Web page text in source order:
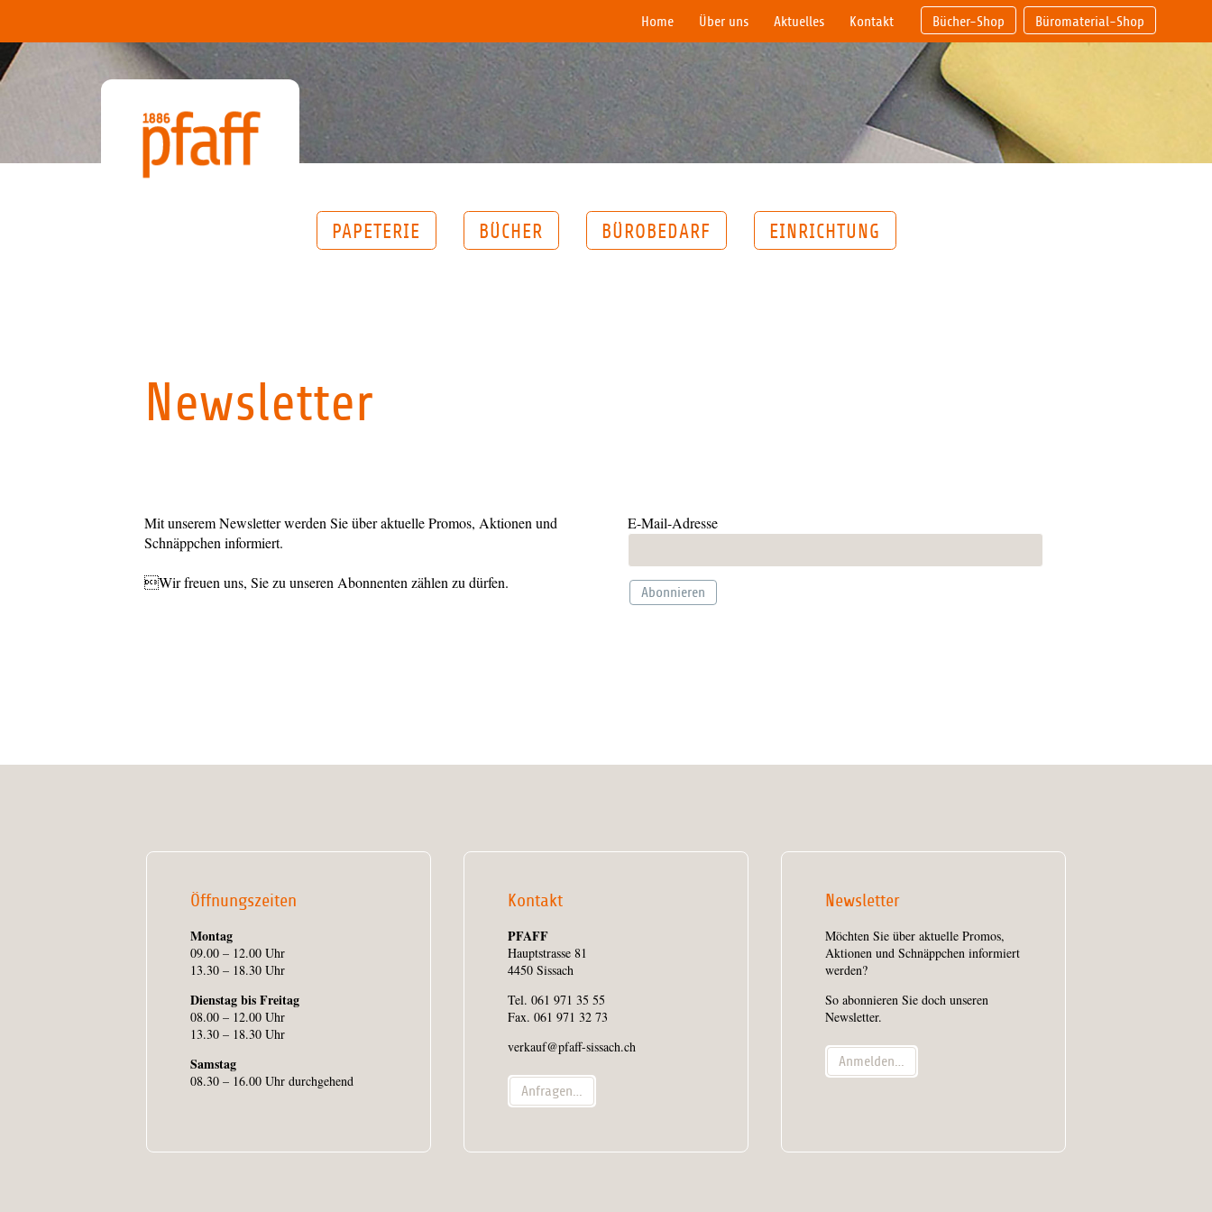
Home Über uns Aktuelles Kontakt Bücher-Shop Büromaterial-Shop
PAPETERIE BÜCHER BÜROBEDARF EINRICHTUNG
Newsletter
Mit unserem Newsletter werden Sie über aktuelle Promos, Aktionen und
Schnäppchen informiert.
Wir freuen uns, Sie zu unseren Abonnenten zählen zu dürfen.
E-Mail-Adresse
Abonnieren
Öffnungszeiten
Montag
09.00 – 12.00 Uhr
13.30 – 18.30 Uhr
Dienstag bis Freitag
08.00 – 12.00 Uhr
13.30 – 18.30 Uhr
Samstag
08.30 – 16.00 Uhr durchgehend
Kontakt
PFAFF
Hauptstrasse 81
4450 Sissach
Tel. 061 971 35 55
Fax. 061 971 32 73
verkauf@pfaff-sissach.ch
Anfragen…
Newsletter
Möchten Sie über aktuelle Promos,
Aktionen und Schnäppchen informiert
werden?
So abonnieren Sie doch unseren
Newsletter.
Anmelden…